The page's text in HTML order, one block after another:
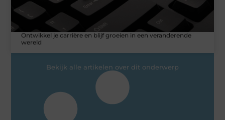
Ontwikkel je carrière en blijf groeien in een veranderende
wereld
Bekijk alle artikelen over dit onderwerp